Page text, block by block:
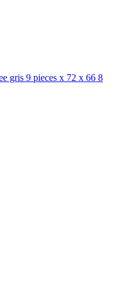
gris 9 pieces x 72 x 66 8